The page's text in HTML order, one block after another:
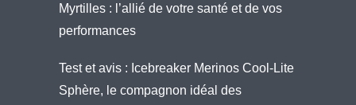
Myrtilles : l’allié de votre santé et de vos
performances
Test et avis : Icebreaker Merinos Cool-Lite
Sphère, le compagnon idéal des